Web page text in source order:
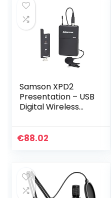
Samson XPD2
Presentation – USB
Digital Wireless
€88.02